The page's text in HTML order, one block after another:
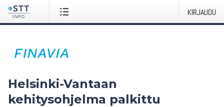
KIRJAUDU
Helsinki-Vantaan
kehitysohjelma palkittu